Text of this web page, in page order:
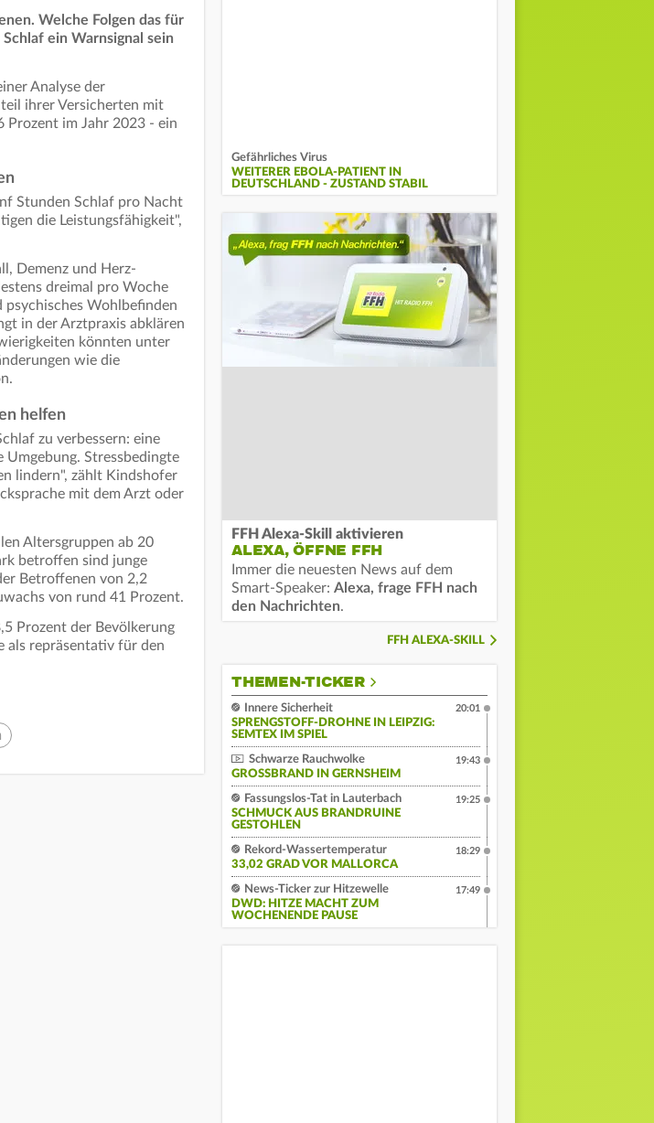
Welche Folgen das für
ein Warnsignal sein
Analyse der
ihrer Versicherten mit
Prozent im Jahr 2023 - ein
Stunden Schlaf pro Nacht
die Leistungsfähigkeit",
Demenz und Herz-
dreimal pro Woche
psychisches Wohlbefinden
in der Arztpraxis abklären
könnten unter
wie die
helfen
zu verbessern: eine
Stressbedingte
lindern", zählt Kindshofer
mit dem Arzt oder
Altersgruppen ab 20
betroffen sind junge
Betroffenen von 2,2
von rund 41 Prozent.
Prozent der Bevölkerung
als repräsentativ für den
Gefährliches Virus
WEITERER EBOLA-PATIENT IN
DEUTSCHLAND - ZUSTAND STABIL
FFH Alexa-Skill aktivieren
ALEXA, ÖFFNE FFH
Immer die neuesten News auf dem
Smart-Speaker: Alexa, frage FFH nach
den Nachrichten.
FFH ALEXA-SKILL
THEMEN-TICKER
Innere Sicherheit
SPRENGSTOFF-DROHNE IN LEIPZIG:
SEMTEX IM SPIEL
20:01
Schwarze Rauchwolke
GROSSBRAND IN GERNSHEIM
19:43
Fassungslos-Tat in Lauterbach
SCHMUCK AUS BRANDRUINE
GESTOHLEN
19:25
Rekord-Wassertemperatur
33,02 GRAD VOR MALLORCA
18:29
News-Ticker zur Hitzewelle
DWD: HITZE MACHT ZUM
WOCHENENDE PAUSE
17:49